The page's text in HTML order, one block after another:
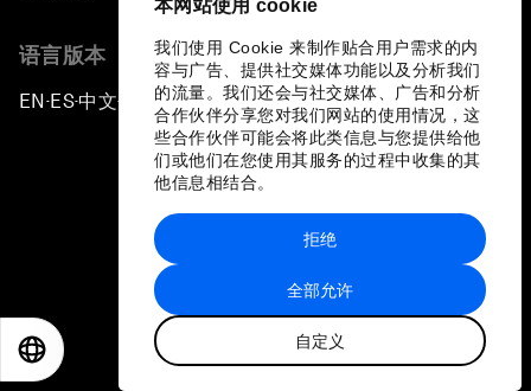
本网站使用 cookie
我们使用 Cookie 来制作贴合用户需求的内
容与广告、提供社交媒体功能以及分析我们
的流量。我们还会与社交媒体、广告和分析
合作伙伴分享您对我们网站的使用情况，这
些合作伙伴可能会将此类信息与您提供给他
们或他们在您使用其服务的过程中收集的其
他信息相结合。
全部允许
自定义
拒绝
语言版本
EN ▪ES▪中文▪ 日本語
站点地图
世界经济论坛